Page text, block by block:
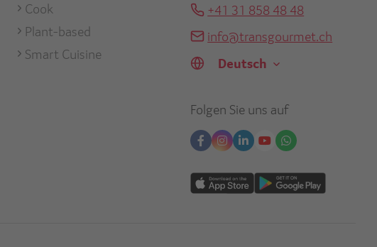
Cook
Plant-based
Smart Cuisine
+41 31 858 48 48
info@transgourmet.ch
Select
your
Folgen Sie uns auf